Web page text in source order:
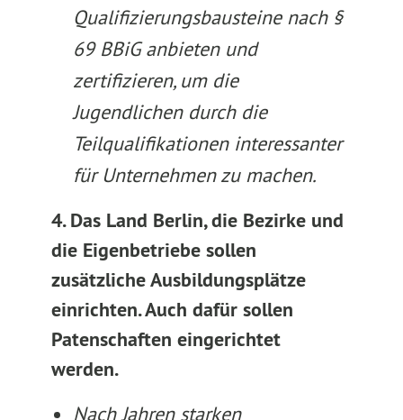
Qualifizierungsbausteine nach §
69 BBiG anbieten und
zertifizieren, um die
Jugendlichen durch die
Teilqualifikationen interessanter
für Unternehmen zu machen.
4. Das Land Berlin, die Bezirke und
die Eigenbetriebe sollen
zusätzliche Ausbildungsplätze
einrichten. Auch dafür sollen
Patenschaften eingerichtet
werden.
Nach Jahren starken